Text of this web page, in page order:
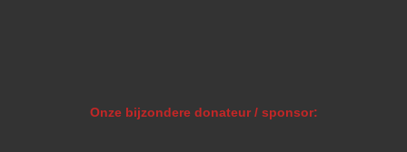
Onze bijzondere donateur / sponsor: